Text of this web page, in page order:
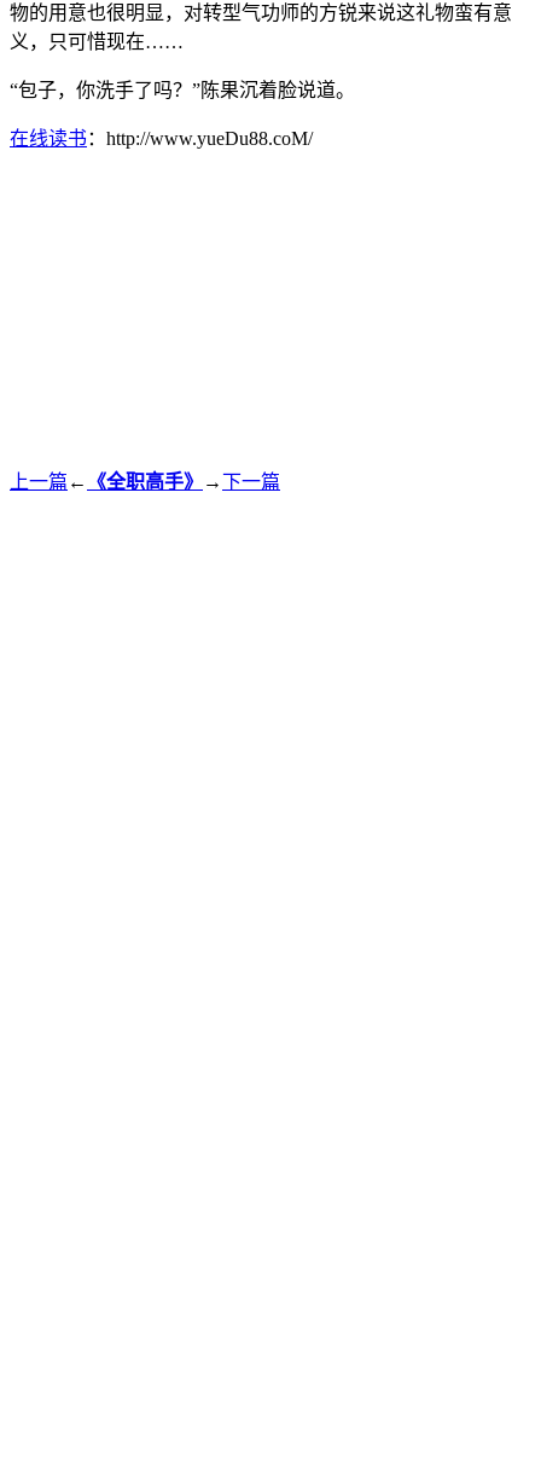
物的用意也很明显，对转型气功师的方锐来说这礼物蛮有意
义，只可惜现在……
“包子，你洗手了吗？”陈果沉着脸说道。
在线读书 ：http://www.yueDu88.coM/
上一篇 ← 《全职高手》 →下一篇